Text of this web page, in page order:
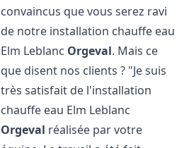
convaincus que vous serez ravi
de notre installation chauffe eau
Elm Leblanc Orgeval. Mais ce
que disent nos clients ? "Je suis
très satisfait de l'installation
chauffe eau Elm Leblanc
Orgeval réalisée par votre